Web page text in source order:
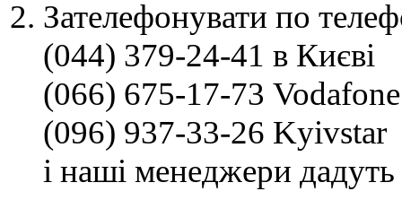
Зателефонувати по
(044) 379-24-41 в Києві
(066) 675-17-73 Vodafone
(096) 937-33-26 Kyivstar
і наші менеджери дадуть